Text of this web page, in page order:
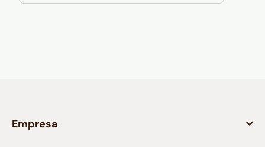
Empresa